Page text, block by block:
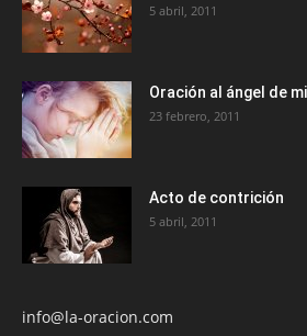
5 abril, 2011
Oración al ángel de
23 febrero, 2011
Acto de contrición
5 abril, 2011
info@la-oracion.com